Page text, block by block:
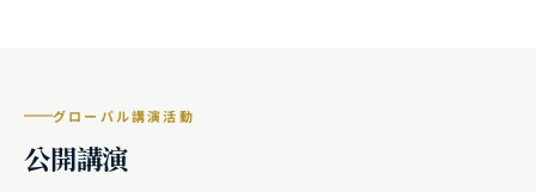
グローバル講演活動
公開講演